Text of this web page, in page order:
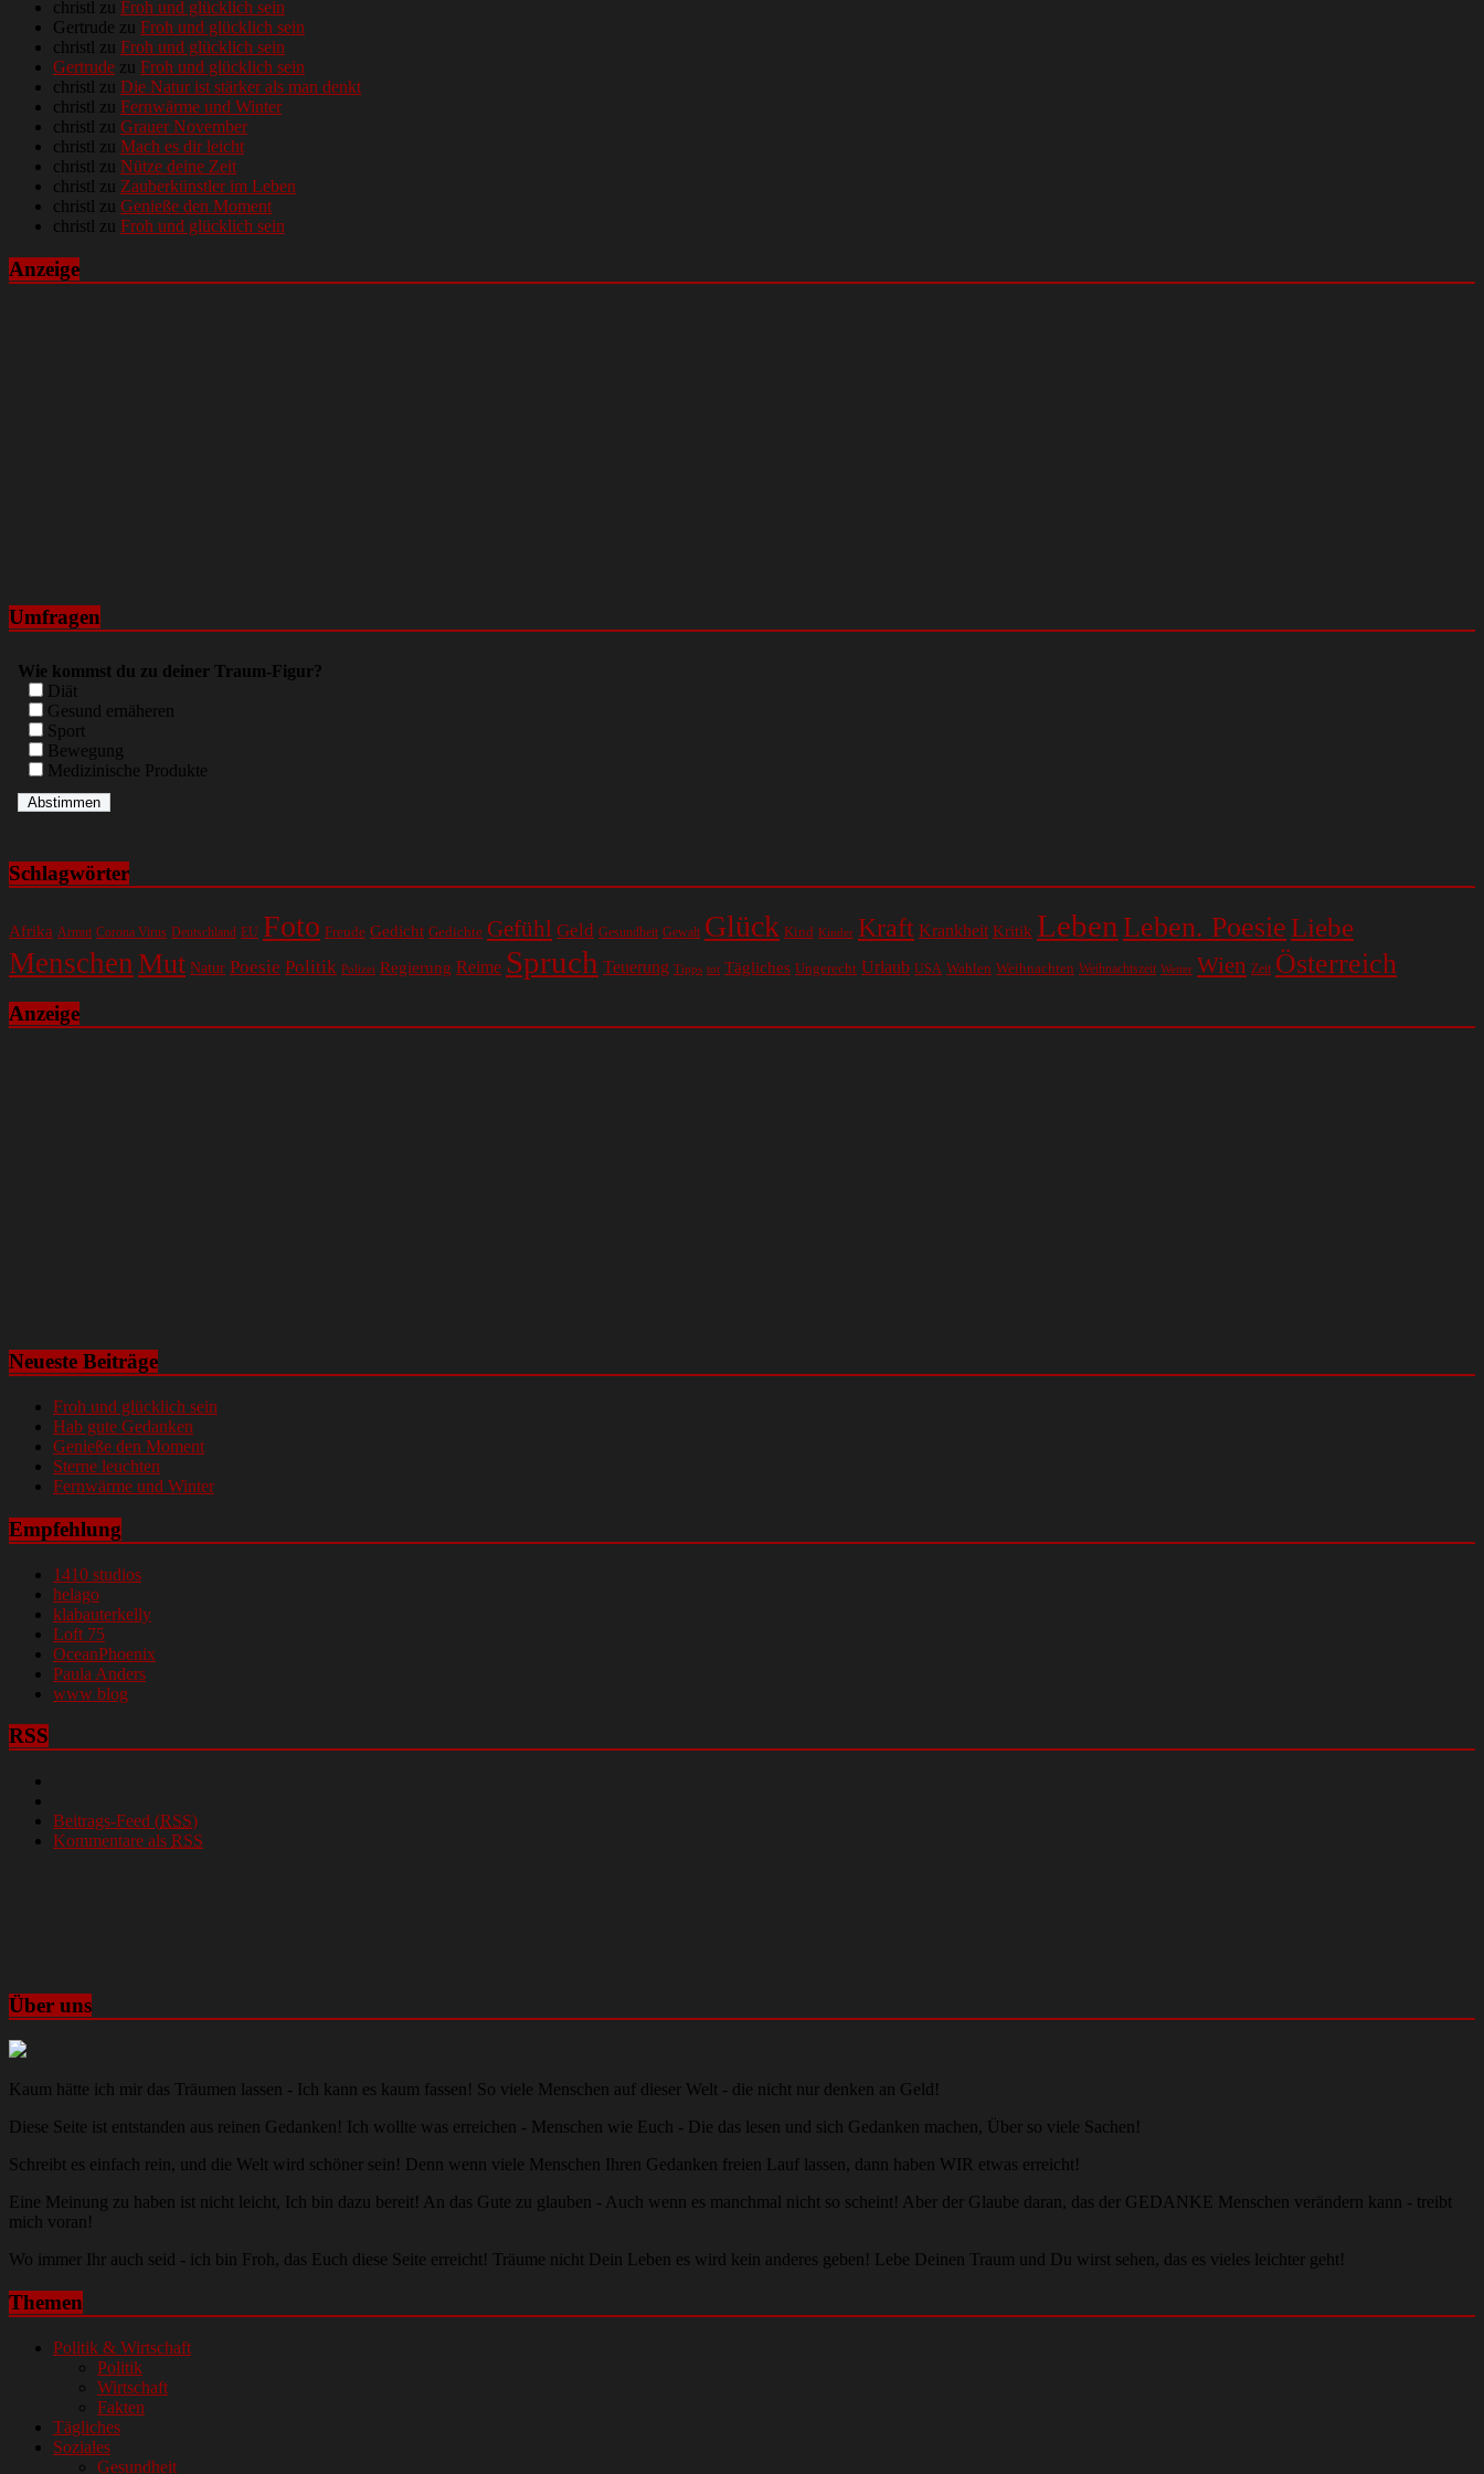
christl zu Froh und glücklich sein
Gertrude zu Froh und glücklich sein
christl zu Froh und glücklich sein
Gertrude zu Froh und glücklich sein
christl zu Die Natur ist stärker als man denkt
christl zu Fernwärme und Winter
christl zu Grauer November
christl zu Mach es dir leicht
christl zu Nütze deine Zeit
christl zu Zauberkünstler im Leben
christl zu Genieße den Moment
christl zu Froh und glücklich sein
Anzeige
Umfragen
Wie kommst du zu deiner Traum-Figur?
Diät
Gesund ernäheren
Sport
Bewegung
Medizinische Produkte
Schlagwörter
Afrika Armut Corona Virus Deutschland EU Foto Freude Gedicht Gedichte Gefühl Geld Gesundheit Gewalt Glück Kind Kinder Kraft Krankheit Kritik Leben Leben. Poesie Liebe
Menschen Mut Natur Poesie Politik Polizei Regierung Reime Spruch Teuerung Tipps tot Tägliches Ungerecht Urlaub USA Wahlen Weihnachten Weihnachtszeit Wetter Wien Zeit Österreich
Anzeige
Neueste Beiträge
Froh und glücklich sein
Hab gute Gedanken
Genieße den Moment
Sterne leuchten
Fernwärme und Winter
Empfehlung
1410 studios
helago
klabauterkelly
Loft 75
OceanPhoenix
Paula Anders
www blog
RSS
Beitrags-Feed (RSS)
Kommentare als RSS
Über uns
Kaum hätte ich mir das Träumen lassen - Ich kann es kaum fassen! So viele Menschen auf dieser Welt - die nicht nur denken an Geld!
Diese Seite ist entstanden aus reinen Gedanken! Ich wollte was erreichen - Menschen wie Euch - Die das lesen und sich Gedanken machen, Über so viele Sachen!
Schreibt es einfach rein, und die Welt wird schöner sein! Denn wenn viele Menschen Ihren Gedanken freien Lauf lassen, dann haben WIR etwas erreicht!
Eine Meinung zu haben ist nicht leicht, Ich bin dazu bereit! An das Gute zu glauben - Auch wenn es manchmal nicht so scheint! Aber der Glaube daran, das der GEDANKE Menschen verändern kann - treibt
mich voran!
Wo immer Ihr auch seid - ich bin Froh, das Euch diese Seite erreicht! Träume nicht Dein Leben es wird kein anderes geben! Lebe Deinen Traum und Du wirst sehen, das es vieles leichter geht!
Themen
Politik & Wirtschaft
Politik
Wirtschaft
Fakten
Tägliches
Soziales
Gesundheit